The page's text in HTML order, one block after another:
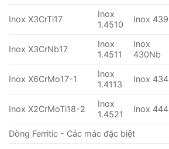
Inox X3CrTi17
Inox
1.4510
Inox 439
Inox X3CrNb17
Inox
1.4511
Inox
430Nb
Inox X6CrMo17-1
Inox
1.4113
Inox 434
Inox X2CrMoTi18-2
Inox
1.4521
Inox 444
Dòng Ferritic - Các mác đặc biệt